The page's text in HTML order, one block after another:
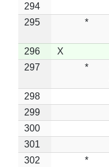
294
295
*
296
X
297
*
298
299
300
301
302
*